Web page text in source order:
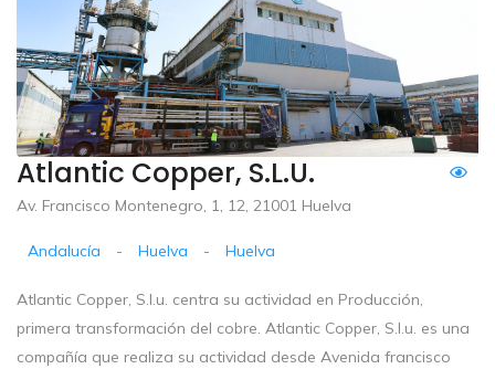
Atlantic Copper, S.l.u.
Av. Francisco Montenegro, 1, 12, 21001 Huelva
Andalucía - Huelva - Huelva
Atlantic Copper, S.l.u. centra su actividad en Producción,
primera transformación del cobre. Atlantic Copper, S.l.u. es una
compañía que realiza su actividad desde Avenida francisco